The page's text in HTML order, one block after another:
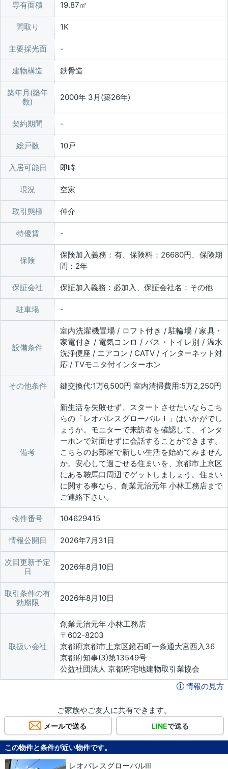
専有面積 19.87㎡
間取り 1K
主要採光面
建物構造 鉄骨造
築年月(築年
数)
2000年 3月(築26年)
契約期間
総戸数 10戸
入居可能日 即時
現況 空家
取引態様 仲介
特優賃
保険
保険加入義務：有、保険料：26680円、保険期
間：2年
保証会社 保証加入義務：必加入、保証会社名：その他
駐車場
設備条件
室内洗濯機置場 / ロフト付き / 駐輪場 / 家具・
家電付き / 電気コンロ / バス・トイレ別 / 温水
洗浄便座 / エアコン / CATV / インターネット対
応 / TVモニタ付インターホン
その他条件 鍵交換代:1万6,500円 室内清掃費用:5万2,250円
備考
新生活を失敗せず、スタートさせたいならこち
らの「レオパレスグローバルＩ」はいかがでし
ょうか。モニターで来訪者を確認して、インタ
ーホンで対面せずに会話することができます。
こちらのお部屋で新しい生活を始めてみません
か。安心して過ごせる住まいを、京都市上京区
にある鞍馬口周辺でゲットしましょう。住まい
に関する事なら、創業元治元年 小林工務店まで
ご連絡下さい。
物件番号 104629415
情報公開日 2026年7月31日
次回更新予定
日
2026年8月10日
取引条件の有
効期限
2026年8月10日
取扱い会社
創業元治元年 小林工務店
〒602-8203
京都府京都市上京区鏡石町一条通大宮西入36
京都府知事(3)第13549号
公益社団法人 京都府宅地建物取引業協会
情報の見方
ご家族やご友人に共有できます。
メールで送る LINEで送る
この物件と条件が近い物件です。
レオパレスグローバルⅢ